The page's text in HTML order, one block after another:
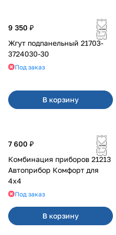
9 350 ₽
Жгут подпанельный 21703-
3724030-30
Под заказ
В корзину
7 600 ₽
Комбинация приборов 21213
Автоприбор Комфорт для
4x4
Под заказ
В корзину